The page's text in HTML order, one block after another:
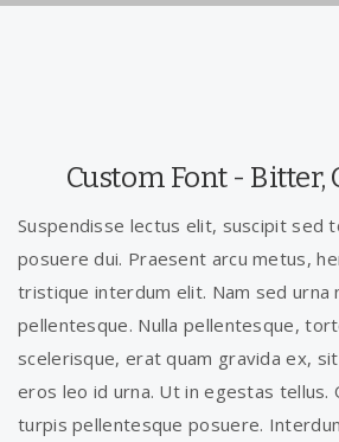
Custom Font - Bitter,
Suspendisse lectus elit, suscipit sed
posuere dui. Praesent arcu metus,
tristique interdum elit. Nam sed urna
pellentesque. Nulla pellentesque,
scelerisque, erat quam gravida ex,
eros leo id urna. Ut in egestas tellus.
turpis pellentesque posuere.